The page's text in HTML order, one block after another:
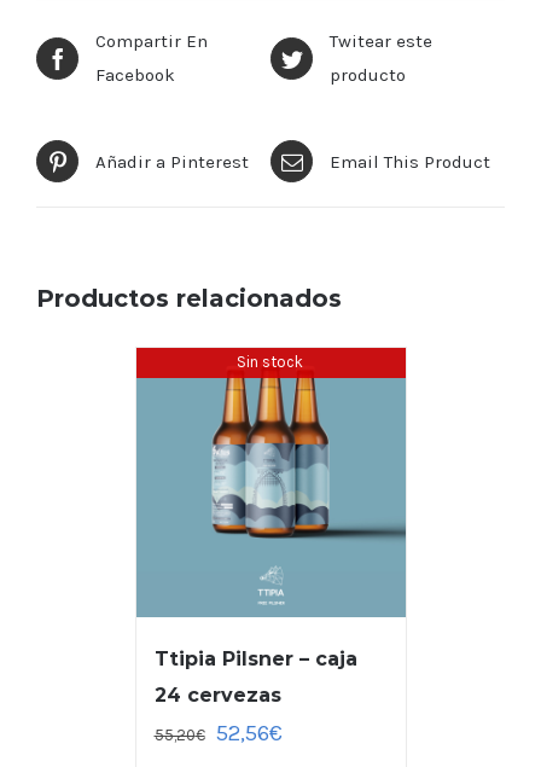
Compartir En
Facebook
Twitear este
producto
Añadir a Pinterest Email This Product
Productos relacionados
Sin stock
Ttipia Pilsner – caja
24 cervezas
55,20€ 52,56€